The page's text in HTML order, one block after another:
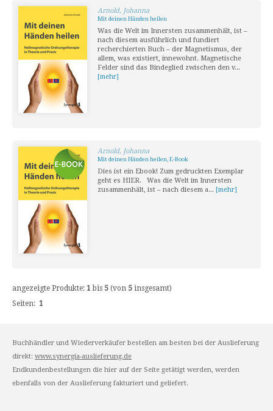
Arnold, Johanna
Mit deinen Händen heilen
Was die Welt im Innersten zusammenhält, ist –
nach diesem ausführlich und fundiert
recherchierten Buch – der Magnetismus, der
allem, was existiert, innewohnt. Magnetische
Felder sind das Bindeglied zwischen den v...
[mehr]
Arnold, Johanna
Mit deinen Händen heilen, E-Book
Dies ist ein Ebook! Zum gedruckten Exemplar
geht es HIER. Was die Welt im Innersten
zusammenhält, ist – nach diesem a... [mehr]
angezeigte Produkte: 1 bis 5 (von 5 insgesamt)
Seiten: 1
Buchhändler und Wiederverkäufer bestellen am besten bei der Auslieferung
direkt: www.synergia-auslieferung.de
Endkundenbestellungen die hier auf der Seite getätigt werden, werden
ebenfalls von der Auslieferung fakturiert und geliefert.